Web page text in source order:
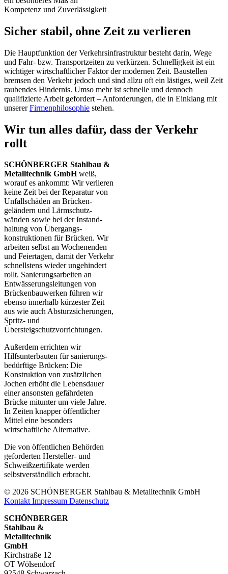
Kompetenz und Zuverlässigkeit
Sicher stabil, ohne Zeit zu verlieren
Die Hauptfunktion der Verkehrsinfrastruktur besteht darin, Wege
und Fahr- bzw. Transportzeiten zu verkürzen. Schnelligkeit ist ein
wichtiger wirtschaftlicher Faktor der modernen Zeit. Baustellen
bremsen den Verkehr jedoch und sind allzu oft ein lästiges, weil Zeit
raubendes Hindernis. Umso mehr ist schnelle und dennoch
qualifizierte Arbeit gefordert – Anforderungen, die in Einklang mit
unsererFirmenphilosophie stehen.
Wir tun alles dafür, dass der Verkehr
rollt
SCHÖNBERGER Stahlbau &
Metalltechnik GmbHweiß,
worauf es ankommt: Wir verlieren
keine Zeit bei der Reparatur von
Unfallschäden an Brücken­
geländern und Lärmschutz­
wänden sowie bei der Instand­
haltung von Übergangs­
konstruktionen für Brücken. Wir
arbeiten selbst an Wochenenden
und Feiertagen, damit der Verkehr
schnellstens wieder ungehindert
rollt. Sanierungs­arbeiten an
Entwässerungs­leitungen von
Brücken­bauwerken führen wir
ebenso innerhalb kürzester Zeit
aus wie auch Absturzsicherungen,
Spritz- und
Übersteigschutzvorrichtungen.
Außerdem errichten wir
Hilfsunterbauten für sanierungs­
bedürftige Brücken: Die
Konstruktion von zusätzlichen
Jochen erhöht die Lebensdauer
einer ansonsten gefährdeten
Brücke mitunter um viele Jahre.
In Zeiten knapper öffentlicher
Mittel eine besonders
wirtschaftliche Alternative.
Die von öffentlichen Behörden
geforderten Hersteller- und
Schweiß­zertifikate werden
selbstverständlich erbracht.
© 2026 SCHÖNBERGER Stahlbau & Metalltechnik GmbH
KontaktImpressum Datenschutz
SCHÖNBERGER
Stahlbau &
Metalltechnik
GmbH
Kirchstraße 12
OT Wölsendorf